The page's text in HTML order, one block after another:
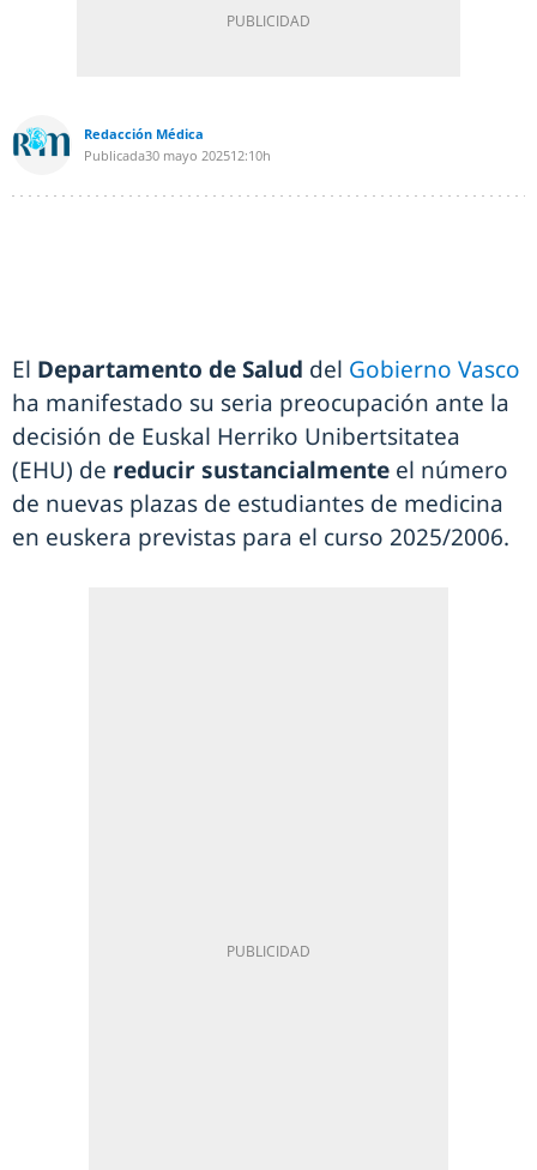
Redacción Médica
Publicada30 mayo 202512:10h
El Departamento de Salud del Gobierno Vasco
ha manifestado su seria preocupación ante la
decisión de Euskal Herriko Unibertsitatea
(EHU) de reducir sustancialmente el número
de nuevas plazas de estudiantes de medicina
en euskera previstas para el curso 2025/2006.